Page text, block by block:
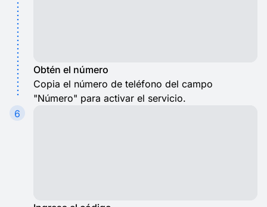
Obtén el número
Copia el número de teléfono del campo
"Número" para activar el servicio.
6